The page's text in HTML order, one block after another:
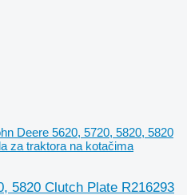
Deere 5620, 5720, 5820, 5820
za traktora na kotačima
5820 Clutch Plate R216293